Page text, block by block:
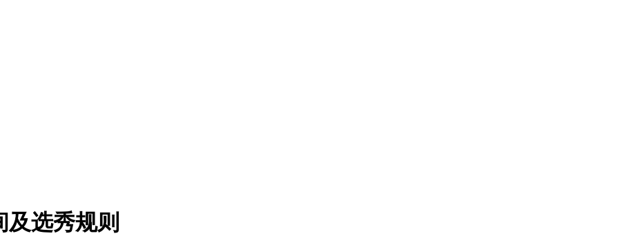
选秀规则